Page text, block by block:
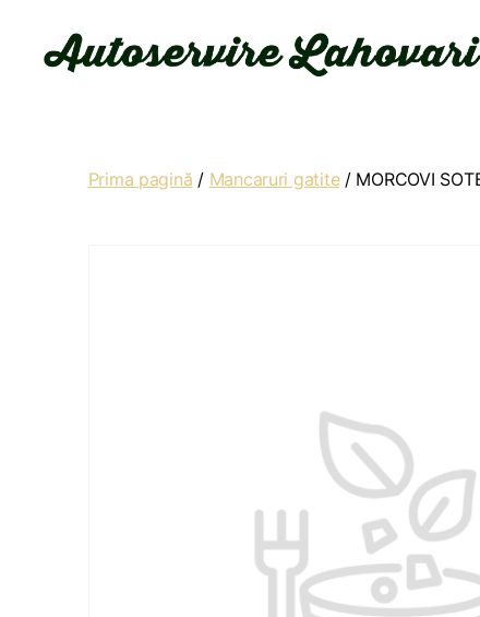
Prima pagină / Mancaruri gatite/ MORCOVI